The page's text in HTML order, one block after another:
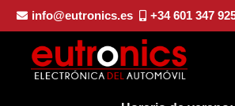
info@eutronics.es +34 601 347